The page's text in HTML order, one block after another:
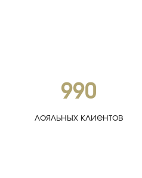
990
лояльных клиентов